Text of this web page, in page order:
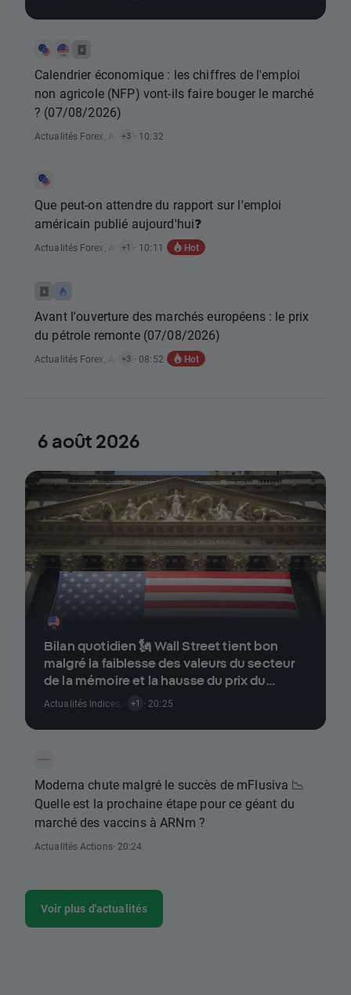
Calendrier économique : les chiffres de l'emploi
non agricole (NFP) vont-ils faire bouger le marché
? (07/08/2026)
Actualités Forex Actualités Matières Premières
+3 · 10:32
Que peut-on attendre du rapport sur l'emploi
américain publié aujourd'hui❓
Actualités Forex Actualités Rapports Économiques
+1 · 10:11 Hot
Avant l'ouverture des marchés européens : le prix
du pétrole remonte (07/08/2026)
Actualités Forex Actualités Matières Premières
+3 · 08:52 Hot
6 août 2026
Bilan quotidien 🗽 Wall Street tient bon
malgré la faiblesse des valeurs du secteur
de la mémoire et la hausse du prix du
pétrole
Actualités Indices Actualités Actions
+1 · 20:25
Moderna chute malgré le succès de mFlusiva 📉
Quelle est la prochaine étape pour ce géant du
marché des vaccins à ARNm ?
Actualités Actions· 20:24
Voir plus d'actualités